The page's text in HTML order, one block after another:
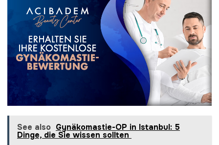
See also Gynäkomastie-OP in Istanbul: 5
Dinge, die Sie wissen sollten